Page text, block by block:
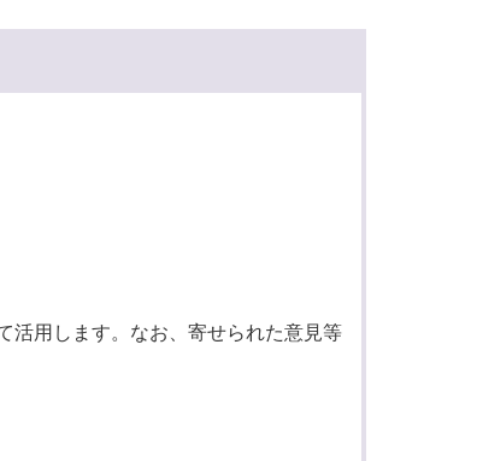
活用します。なお、寄せられた意見等